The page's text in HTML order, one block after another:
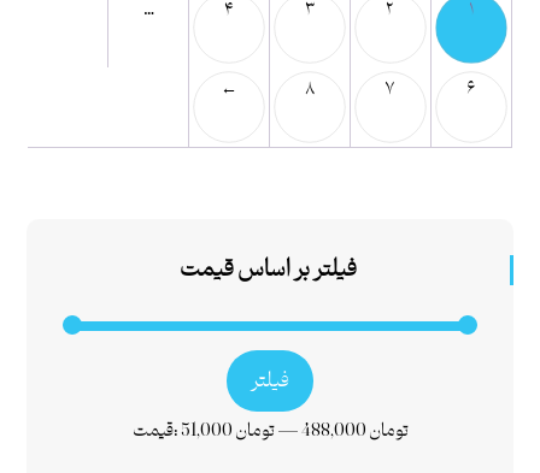
۱ ۲ ۳ ۴ …
۶ ۷ ۸ ←
فیلتر بر اساس قیمت
فیلتر
قیمت: 51,000 تومان— 488,000 تومان